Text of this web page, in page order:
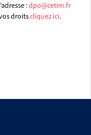
: dpo@cetim.fr
droitscliquez ici.